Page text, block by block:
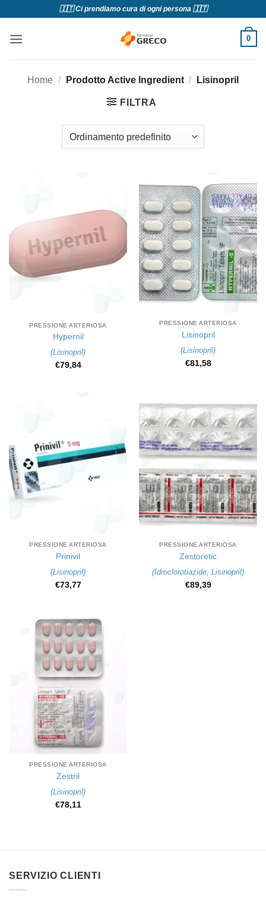
contenuti
🇮🇹 Ci prendiamo cura di ogni persona 🇮🇹
0
Home / Prodotto Active Ingredient / Lisinopril
FILTRA
PRESSIONE ARTERIOSA
Hypernil
(Lisinopril)
€79,84
PRESSIONE ARTERIOSA
Lisinopril
(Lisinopril)
€81,58
PRESSIONE ARTERIOSA
Prinivil
(Lisinopril)
€73,77
PRESSIONE ARTERIOSA
Zestoretic
(Idroclorotiazide, Lisinopril)
€89,39
PRESSIONE ARTERIOSA
Zestril
(Lisinopril)
€78,11
SERVIZIO CLIENTI